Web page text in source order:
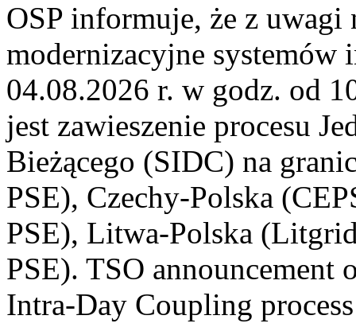
OSP informuje, że z uwagi
modernizacyjne
04.08.2026 r. w godz. od
jest zawieszenie procesu
Bieżącego (SIDC) na
PSE), Czechy-Polska
PSE), Litwa-Polska
PSE). TSO announcement
Intra-Day Coupling